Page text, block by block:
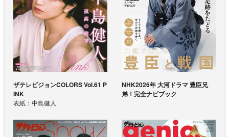
ザテレビジョンCOLORS Vol.61 P
INK
表紙：中島健人
NHK2026年 大河ドラマ 豊臣兄
弟！完全ナビブック